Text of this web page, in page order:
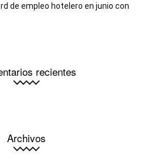
de empleo hotelero en junio con
recientes
Archivos